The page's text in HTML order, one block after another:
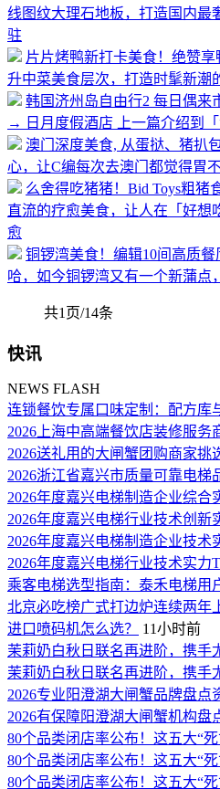
线图纹大理石地板，打造国内最
驻
片片烤鸭新打卡美食！绝赞
升中菜美食层次，打造时髦新潮
韩国济州岛自由行2 每日偶来
→ 日月度假酒店 上一篇介绍到
澳门深度美食, 从蛋挞、猪扒
心，让C编每次去澳门都觉得胃
么舍得吃猪猪！Bid Toys粗
直流的疗愈美食，让人在「好想
愈
铜锣湾美食！编辑10间高质餐
哈，如今铜锣湾又有一个新蒲点
共1页/14条
快讯
NEWS FLASH
连锁餐饮专属口味定制：配方库
2026上海中高端餐饮店装修服
2026送礼用的大闸蟹团购商家挑
2026浙江省嘉兴市质量可靠电梯
2026年度嘉兴电梯制造企业综合
2026年度嘉兴电梯行业技术创新
2026年度嘉兴电梯制造企业技术
2026年度嘉兴电梯行业技术实力
乘客电梯选型指南：泰禾电梯用
北京必吃榜广式打边炉连续两年
进口喷码机怎么选？
11小时前
茉莉奶白秋日联名再进阶，携
茉莉奶白秋日联名再进阶，携
2026专业阳澄湖大闸蟹品牌盘点
2026有保障阳澄湖大闸蟹机构盘
80个品类闭店率公布！这五大“
80个品类闭店率公布！这五大“
80个品类闭店率公布！这五大“